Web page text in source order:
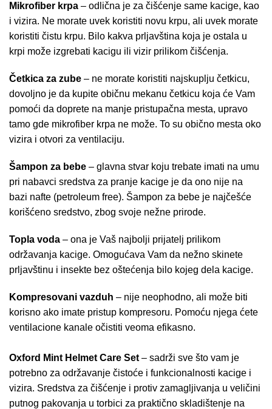
Mikrofiber krpa – odlična je za čišćenje same kacige, kao
i vizira. Ne morate uvek koristiti novu krpu, ali uvek morate
koristiti čistu krpu. Bilo kakva prljavština koja je ostala u
krpi može izgrebati kacigu ili vizir prilikom čišćenja.
Četkica za zube – ne morate koristiti najskuplju četkicu,
dovoljno je da kupite običnu mekanu četkicu koja će Vam
pomoći da doprete na manje pristupačna mesta, upravo
tamo gde mikrofiber krpa ne može. To su obično mesta oko
vizira i otvori za ventilaciju.
Šampon za bebe – glavna stvar koju trebate imati na umu
pri nabavci sredstva za pranje kacige je da ono nije na
bazi nafte (petroleum free). Šampon za bebe je najčešće
korišćeno sredstvo, zbog svoje nežne prirode.
Topla voda – ona je Vaš najbolji prijatelj prilikom
održavanja kacige. Omogućava Vam da nežno skinete
prljavštinu i insekte bez oštećenja bilo kojeg dela kacige.
Kompresovani vazduh – nije neophodno, ali može biti
korisno ako imate pristup kompresoru. Pomoću njega ćete
ventilacione kanale očistiti veoma efikasno.
Oxford Mint Helmet Care Set – sadrži sve što vam je
potrebno za održavanje čistoće i funkcionalnosti kacige i
vizira. Sredstva za čišćenje i protiv zamagljivanja u veličini
putnog pakovanja u torbici za praktično skladištenje na